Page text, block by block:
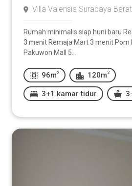
Kamar Mandi
Villa Valensia Surabaya
Rumah minimalis siap huni baru
3 menit Remaja Mart 3 menit Pom
Pakuwon Mall 5...
96m 2 120m 2
3+1 kamar tidur